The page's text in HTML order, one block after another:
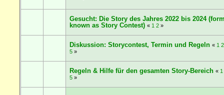
Gesucht: Die Story des Jahres 2022 bis 2024
known as Story Contest) « 1 2»
Diskussion: Storycontest, Termin und Regeln « 1 2
5»
Regeln & Hilfe für den gesamten Story-Bereich « 1
5»